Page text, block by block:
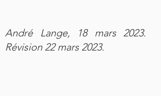
André Lange, 18 mars 2023.
Révision 22 mars 2023.